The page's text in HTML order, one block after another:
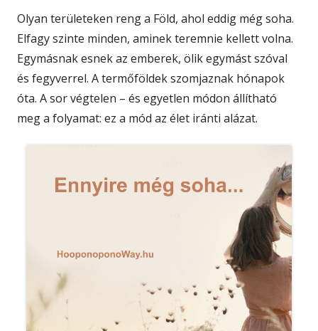
Olyan területeken reng a Föld, ahol eddig még soha.
Elfagy szinte minden, aminek teremnie kellett volna.
Egymásnak esnek az emberek, ölik egymást szóval
és fegyverrel. A termőföldek szomjaznak hónapok
óta. A sor végtelen – és egyetlen módon állítható
meg a folyamat: ez a mód az élet iránti alázat.